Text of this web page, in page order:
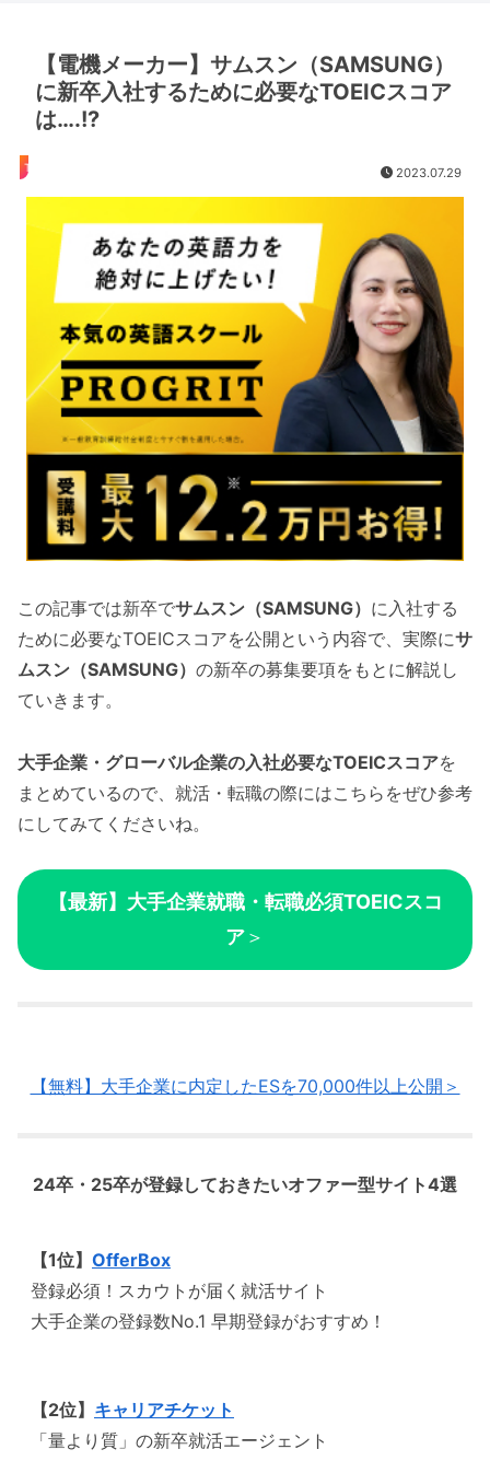
【電機メーカー】サムスン（SAMSUNG）
に新卒入社するために必要なTOEICスコア
は….!?
TOEIC 2023.07.29
この記事では新卒でサムスン（SAMSUNG） に入社する
ために必要なTOEICスコアを公開という内容で、実際にサ
ムスン（SAMSUNG） の新卒の募集要項をもとに解説し
ていきます。
大手企業・グローバル企業の入社必要なTOEICスコアを
まとめているので、就活・転職の際にはこちらをぜひ参考
にしてみてくださいね。
【最新】大手企業就職・転職必須TOEICスコ
ア＞
【無料】大手企業に内定したESを70,000件以上公開＞
24卒・25卒が登録しておきたいオファー型サイト4選
【1位】 OfferBox
登録必須！スカウトが届く就活サイト
大手企業の登録数No.1 早期登録がおすすめ！
【2位】 キャリアチケット
「量より質」の新卒就活エージェント